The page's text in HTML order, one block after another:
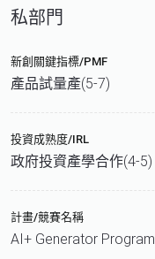
私部門
新創關鍵指標/PMF
產品試量產(5-7)
投資成熟度/IRL
政府投資產學合作(4-5)
計畫/競賽名稱
AI+ Generator Program